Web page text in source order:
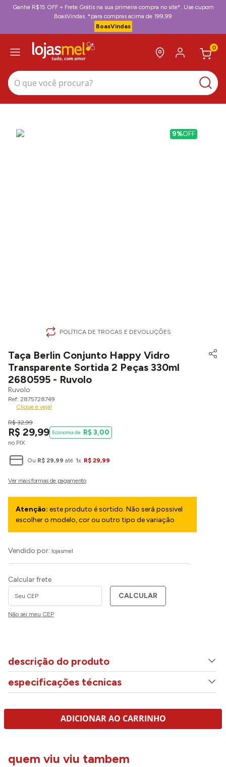
Ganhe R$15 OFF + Frete Grátis na sua primeira compra no site*. Use cupom
BoasVindas. *para compras acima de 199,99
BoasVindas
0
O que você procura?
9%OFF
POLÍTICA DE TROCAS E DEVOLUÇÕES
Taça Berlin Conjunto Happy Vidro
Transparente Sortida 2 Peças 330ml
2680595 - Ruvolo
Ruvolo
2875728749
Clique e veja!
R$ 32,99
R$ 29,99
no PIX
R$ 3,00
Ou R$ 29,99 até 1x R$ 29,99
Atenção: este produto é sortido. Não será possivel
escolher o modelo, cor ou outro tipo de variação
Vendido por: lojasmel
Calcular frete
CALCULAR
Não sei meu CEP
descrição do produto
especificações técnicas
ADICIONAR AO CARRINHO
quem viu viu tambem